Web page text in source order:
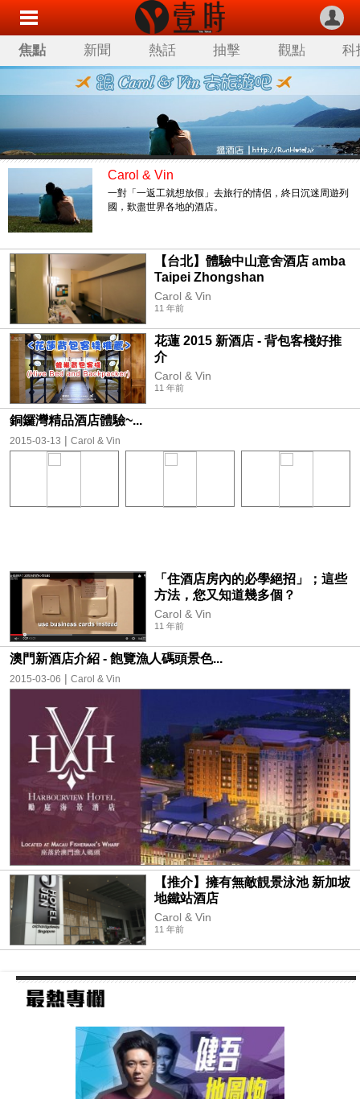
焦點 新聞 熱話 抽擊 觀點 科
Carol & Vin
一對「一返工就想放假」去旅行的情侶，終日沉迷周遊列
國，歎盡世界各地的酒店。
【台北】體驗中山意舍酒店 amba
Taipei Zhongshan
Carol & Vin
11 年前
花蓮 2015 新酒店 - 背包客棧好推
介
Carol & Vin
11 年前
銅鑼灣精品酒店體驗~...
2015-03-13 | Carol & Vin
「住酒店房內的必學絕招」；這些
方法，您又知道幾多個？
Carol & Vin
11 年前
澳門新酒店介紹 - 飽覽漁人碼頭景色...
2015-03-06 | Carol & Vin
【推介】擁有無敵靚景泳池 新加坡
地鐵站酒店
Carol & Vin
11 年前